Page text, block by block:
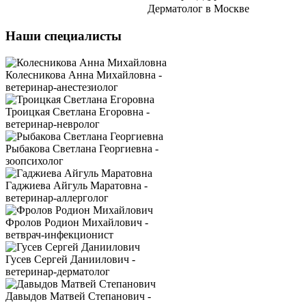
Дерматолог в Москве
Наши специалисты
Колесникова Анна Михайловна -
ветеринар-анестезиолог
Троицкая Светлана Егоровна -
ветеринар-невролог
Рыбакова Светлана Георгиевна -
зоопсихолог
Гаджиева Айгуль Маратовна -
ветеринар-аллерголог
Фролов Родион Михайлович -
ветврач-инфекционист
Гусев Сергей Даниилович -
ветеринар-дерматолог
Давыдов Матвей Степанович -